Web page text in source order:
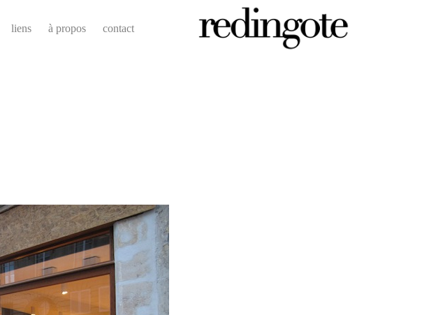
liens à propos contact